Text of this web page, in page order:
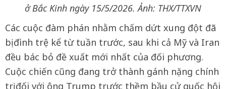
ở Bắc Kinh ngày 15/5/2026. Ảnh: THX/TTXVN
Các cuộc đàm phán nhằm chấm dứt xung đột đã
bị đình trệ kể từ tuần trước, sau khi cả Mỹ và Iran
đều bác bỏ đề xuất mới nhất của đối phương.
Cuộc chiến cũng đang trở thành gánh nặng chính
trị đối với ông Trump trước thềm bầu cử quốc hội